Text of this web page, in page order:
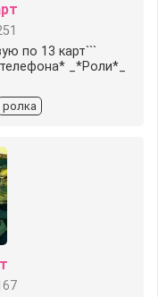
по 13 карт```
_*Роли*_
ролка